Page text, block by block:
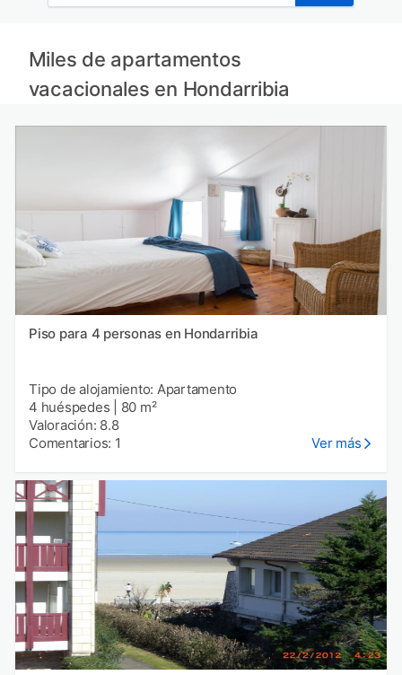
Miles de apartamentos
vacacionales en Hondarribia
Piso para 4 personas en Hondarribia
Tipo de alojamiento: Apartamento
4 huéspedes
80 m²
Valoración: 8.8
Comentarios: 1
Ver más